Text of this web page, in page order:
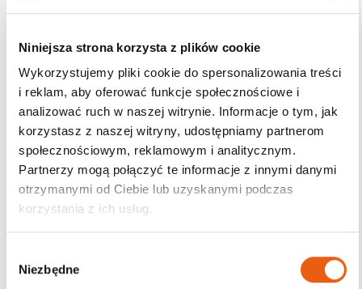
Niniejsza strona korzysta z plików cookie
Wykorzystujemy pliki cookie do spersonalizowania treści
i reklam, aby oferować funkcje społecznościowe i
analizować ruch w naszej witrynie. Informacje o tym, jak
korzystasz z naszej witryny, udostępniamy partnerom
społecznościowym, reklamowym i analitycznym.
Partnerzy mogą połączyć te informacje z innymi danymi
otrzymanymi od Ciebie lub uzyskanymi podczas
korzystania z ich usług.
Niezbędne
min.
maks.
Filtruj
Darmowa dostawa
od 200zł